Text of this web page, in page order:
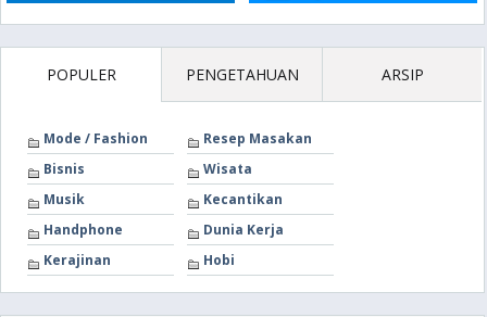
POPULER PENGETAHUAN ARSIP
Mode / Fashion
Resep Masakan
Bisnis
Wisata
Musik
Kecantikan
Handphone
Dunia Kerja
Kerajinan
Hobi